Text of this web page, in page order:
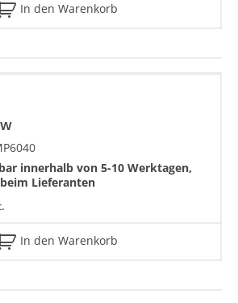
In den Warenkorb
innerhalb von 5-10 Werktagen,
Lieferanten
In den Warenkorb